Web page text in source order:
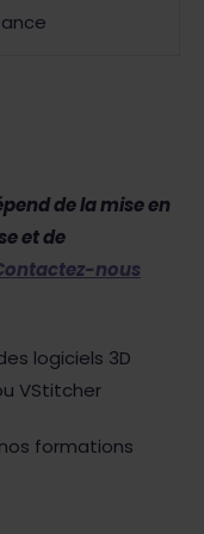
de la mise en
et de
nous
logiciels 3D
VStitcher
formations